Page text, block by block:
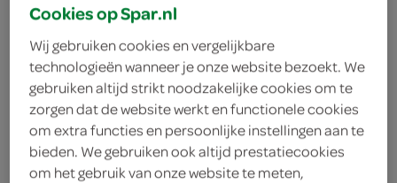
choco-
amandelfondue
ingrediënten
Cookies op Spar.nl
Wij gebruiken cookies en vergelijkbare
technologieën wanneer je onze website bezoekt. We
gebruiken altijd strikt noodzakelijke cookies om te
zorgen dat de website werkt en functionele cookies
om extra functies en persoonlijke instellingen aan te
bieden. We gebruiken ook altijd prestatiecookies
om het gebruik van onze website te meten,